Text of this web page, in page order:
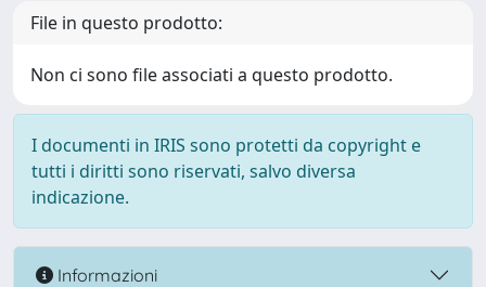
File in questo prodotto:
Non ci sono file associati a questo prodotto.
I documenti in IRIS sono protetti da copyright e
tutti i diritti sono riservati, salvo diversa
indicazione.
Informazioni